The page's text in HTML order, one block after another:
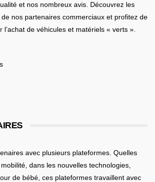
et nos nombreux avis. Découvrez les
nos partenaires commerciaux et profitez de
l’achat de véhicules et matériels « verts ».
avec plusieurs plateformes. Quelles
, dans les nouvelles technologies,
de bébé , ces plateformes travaillent avec